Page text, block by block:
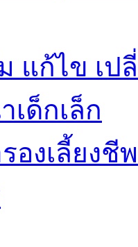
แก้ไข เ
ด็กเล็ก
องเลี้ยงชีพ